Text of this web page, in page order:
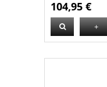
104,95 €
+